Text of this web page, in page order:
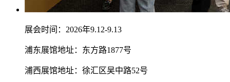
展会时间：2026年9.12-9.13
浦东展馆地址：东方路1877号
浦西展馆地址：徐汇区吴中路52号